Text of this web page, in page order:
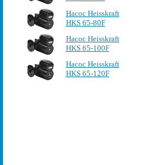
Насос Heisskraft
HKS 65-80F
Насос Heisskraft
HKS 65-100F
Насос Heisskraft
HKS 65-120F